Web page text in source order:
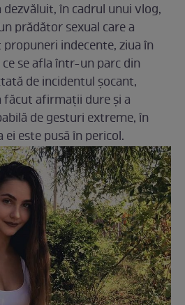
în cadrul unui vlog,
prădător sexual care a
indecente, ziua în
se afla într-un parc din
de incidentul șocant,
afirmații dure și a
de gesturi extreme, în
este pusă în pericol.